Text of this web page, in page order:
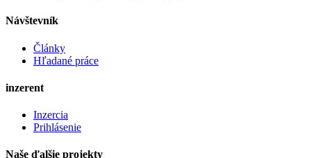
Návštevník
Články
Hľadané práce
inzerent
Inzercia
Prihlásenie
Naše ďalšie projekty